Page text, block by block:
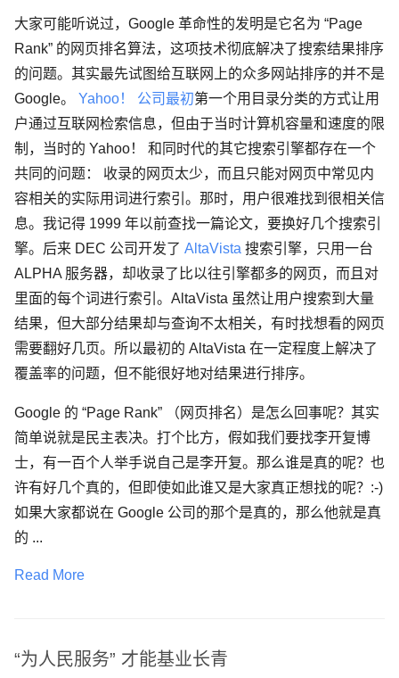
大家可能听说过，Google 革命性的发明是它名为 “Page
Rank” 的网页排名算法，这项技术彻底解决了搜索结果排序
的问题。其实最先试图给互联网上的众多网站排序的并不是
Google。 Yahoo！ 公司最初第一个用目录分类的方式让用
户通过互联网检索信息，但由于当时计算机容量和速度的限
制，当时的 Yahoo！ 和同时代的其它搜索引擎都存在一个
共同的问题： 收录的网页太少，而且只能对网页中常见内
容相关的实际用词进行索引。那时，用户很难找到很相关信
息。我记得 1999 年以前查找一篇论文，要换好几个搜索引
擎。后来 DEC 公司开发了 AltaVista 搜索引擎，只用一台
ALPHA 服务器，却收录了比以往引擎都多的网页，而且对
里面的每个词进行索引。AltaVista 虽然让用户搜索到大量
结果，但大部分结果却与查询不太相关，有时找想看的网页
需要翻好几页。所以最初的 AltaVista 在一定程度上解决了
覆盖率的问题，但不能很好地对结果进行排序。
Google 的 “Page Rank” （网页排名）是怎么回事呢？其实
简单说就是民主表决。打个比方，假如我们要找李开复博
士，有一百个人举手说自己是李开复。那么谁是真的呢？也
许有好几个真的，但即使如此谁又是大家真正想找的呢？:-)
如果大家都说在 Google 公司的那个是真的，那么他就是真
的 ...
Read More
“为人民服务” 才能基业长青